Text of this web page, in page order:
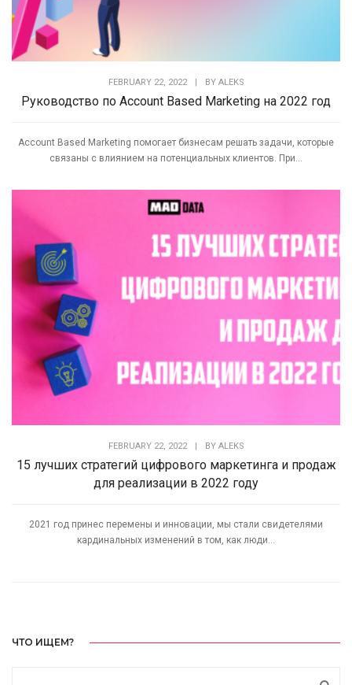
FEBRUARY 22, 2022 BY ALEKS
Руководство по Account Based Marketing на 2022 год
Account Based Marketing помогает бизнесам решать задачи, которые
связаны с влиянием на потенциальных клиентов. При...
FEBRUARY 22, 2022 | BY ALEKS
15 лучших стратегий цифрового маркетинга и продаж
для реализации в 2022 году
2021 год принес перемены и инновации, мы стали свидетелями
кардинальных изменений в том, как люди...
ЧТО ИЩЕМ?